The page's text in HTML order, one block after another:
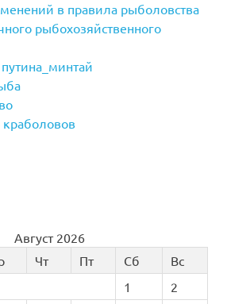
в правила рыболовства
рыбохозяйственного
краболовов
Август 2026
Чт Пт Сб
Вс
1
2